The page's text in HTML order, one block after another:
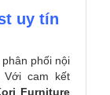
uy tín
phối nội
Với cam kết
Furniture